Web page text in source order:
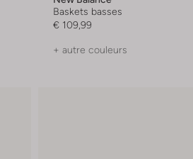
Baskets basses
€ 109,99
+ autre couleurs